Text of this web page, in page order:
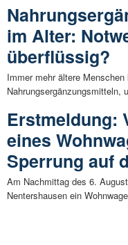
im Alter:
überflüssig?
Immer mehr ältere
Nahrungsergänzungsmitteln,
Erstmeldung:
eines
Sperrung auf
Am Nachmittag des 6.
Nentershausen ein